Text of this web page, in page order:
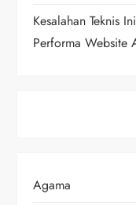
Kesalahan Teknis
Performa Website
Agama